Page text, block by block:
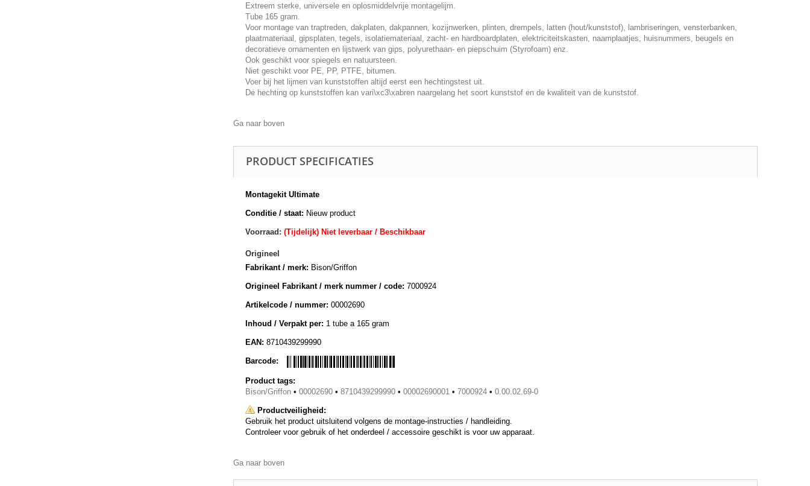
Extreem sterke, universele en oplosmiddelvrije montagelijm.
Tube 165 gram.
Voor montage van traptreden, dakplaten, dakpannen, kozijnwerken, plinten, drempels, latten (hout/kunststof), lambriseringen, vensterbanken,
plaatmateriaal, gipsplaten, tegels, isolatiemateriaal, zacht- en hardboardplaten, elektriciteitskasten, naamplaatjes, huisnummers, beugels en
decoratieve ornamenten en lijstwerk van gips, polyurethaan- en piepschuim (Styrofoam) enz.
Ook geschikt voor spiegels en natuursteen.
Niet geschikt voor PE, PP, PTFE, bitumen.
Voer bij het lijmen van kunststoffen altijd eerst een hechtingstest uit.
De hechting op kunststoffen kan vari\xc3\xabren naargelang het soort kunststof en de kwaliteit van de kunststof.
Ga naar boven
PRODUCT SPECIFICATIES
Montagekit Ultimate
Conditie / staat: Nieuw product
Voorraad: (Tijdelijk) Niet leverbaar / Beschikbaar
Origineel
Fabrikant / merk: Bison/Griffon
Origineel Fabrikant / merk nummer / code: 7000924
Artikelcode / nummer: 00002690
Inhoud / Verpakt per: 1 tube a 165 gram
EAN: 8710439299990
Barcode:
Product tags:
Bison/Griffon • 00002690 • 8710439299990 • 00002690001 • 7000924 • 0.00.02.69-0
Productveiligheid:
Gebruik het product uitsluitend volgens de montage-instructies / handleiding.
Controleer voor gebruik of het onderdeel / accessoire geschikt is voor uw apparaat.
Ga naar boven